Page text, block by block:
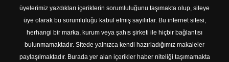
üyelerimiz yazdıkları içeriklerin sorumluluğunu taşımakta olup, siteye
üye olarak bu sorumluluğu kabul etmiş sayılırlar. Bu internet sitesi,
herhangi bir marka, kurum veya şahıs şirketi ile hiçbir bağlantısı
bulunmamaktadır. Sitede yalnızca kendi hazırladığımız makaleler
paylaşılmaktadır. Burada yer alan içerikler haber niteliği taşımamakta